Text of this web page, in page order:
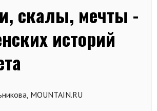
скалы, мечты -
историй
MOUNTAIN.RU